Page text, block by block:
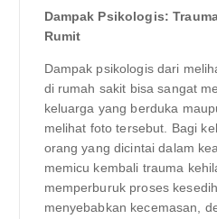
Dampak Psikologis:
Rumit
Dampak psikologis dari
di rumah sakit bisa sangat
keluarga yang berduka
melihat foto tersebut. Bagi
orang yang dicintai dalam
memicu kembali trauma
memperburuk proses
menyebabkan kecemasan,